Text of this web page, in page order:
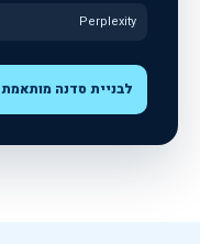
Perplexity
לבניית סדנה מותאמת